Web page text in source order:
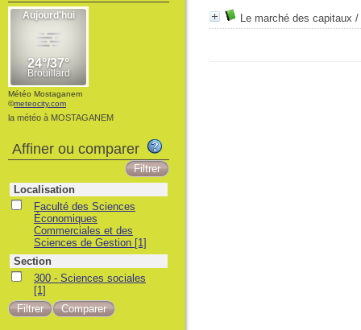
Le marché des capitaux /
Météo Mostaganem
©meteocity.com
la météo à MOSTAGANEM
Affiner ou comparer
Localisation
Faculté des Sciences
Économiques
Commerciales et des
Sciences de Gestion [1]
Section
300 - Sciences sociales
[1]